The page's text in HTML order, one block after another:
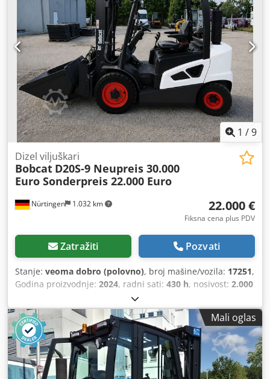
građevinske firme. * Nemačka verzija. * Samo 1350 radnih
sati. * Gumene gusenice. * Veliki servis planiran za 2025.
kod BOBCAT-a. * Dizel motor od 44 kW, proizvođač Yanmar.
* Priključci za dodatne alate. * Sistem za brzu zamenu
alata. * Dodatna svetla. * U odličnom stanju. Cedpfx Aszr
Avvog Eerf ----Mi smo ovlašćeni servis za automobile i
građevinsku mehanizaciju. Nudimo neobavezujuću
ponudu za mašine, mogućnost finansiranja, otkupa starih
vozila i lizinga svih vrsta vozila.----
1 /9
Nürtingen 1.032 km
Dizel viljuškari
Bobcat D20S-9 Neupreis 30.000
Euro Sonderpreis 22.000 Euro
22.000 €
Fiksna cena plus PDV
Zatražiti Pozvati
Stanje: veoma dobro (polovno), broj mašine/vozila: 17251,
Godina proizvodnje: 2024, radni sati: 430 h, nosivost: 2.000
, slobodno podizanje:
mm, tačka opterećenja:500 mm, vrsta goriva:dizel, tip
jarma:triplex, građevinska visina:2.190 mm
, dužina
viljuške:1.050 mm, dimenzija prednje gume:7.00-15 5.50,
dimenzija zadnje gume: 6.50-10, ukupna težina: 4.053 kg,
5215420 Csdezr Db Hjpfx Ag Eerf Serijski broj: FDA2A-5052-
00236
Mali oglas